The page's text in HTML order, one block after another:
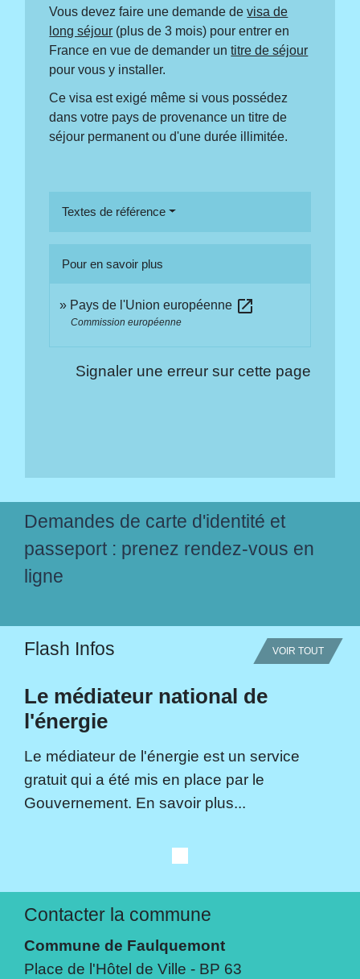
Vous devez faire une demande devisa de
long séjour (plus de 3 mois) pour entrer en
France en vue de demander untitre de séjour
pour vous y installer.
Ce visa est exigé même si vous possédez
dans votre pays de provenance un titre de
séjour permanent ou d'une durée illimitée.
Textes de référence
Pour en savoir plus
Pays de l'Union européenne open_in_new
Commission européenne
Signaler une erreur sur cette page
Demandes de carte d'identité et
passeport : prenez rendez-vous en
ligne
Flash Infos VOIR TOUT
Le médiateur national de
l'énergie
Le médiateur de l'énergie est un service
gratuit qui a été mis en place par le
Gouvernement. En savoir plus...
Contacter la commune
Commune de Faulquemont
Place de l'Hôtel de Ville - BP 63